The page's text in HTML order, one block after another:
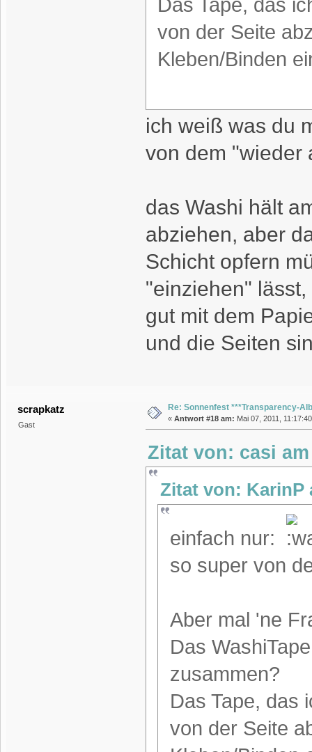
Das Tape, das
von der Seite
Kleben/Binden
ich weiß was du
von dem "wieder
das Washi hält
abziehen, aber
Schicht opfern
"einziehen"
gut mit dem
und die Seiten
scrapkatz
Gast
Re: Sonnenfest ***Transparency-
« Antwort #18 am: Mai 07, 2011,
Zitat von: casi am
Zitat von: KarinP
einfach nur:
so super von
Aber mal 'ne
Das
zusammen?
Das Tape, das
von der Seite